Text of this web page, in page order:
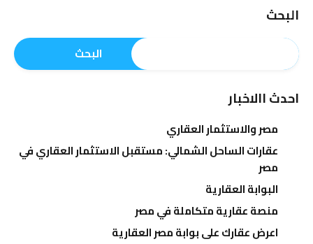
البحث
البحث
احدث االاخبار
مصر والاستثمار العقاري
عقارات الساحل الشمالي: مستقبل الاستثمار العقاري في
مصر
البوابة العقارية
منصة عقارية متكاملة في مصر
اعرض عقارك على بوابة مصر العقارية